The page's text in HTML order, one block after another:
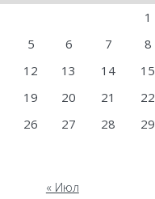
1
5 6 7 8
12 13 14 15
19 20 21 22
26 27 28 29
« Июл